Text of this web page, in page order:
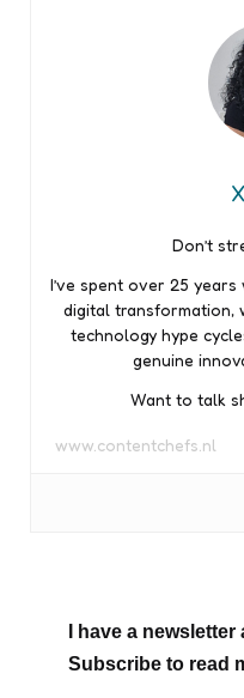
Don’t
I’ve spent over 25
digital transformation,
technology hype
genuine
Want to talk
www.contentchefs.nl
I have a
Subscribe to read